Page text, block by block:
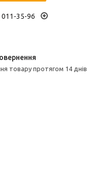
011-35-96
товару протягом 14 днів